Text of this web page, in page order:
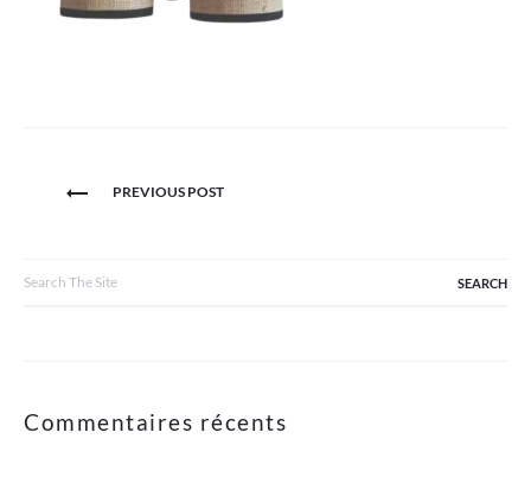
NavigationPREVIOUS POST
for:
Commentaires récents